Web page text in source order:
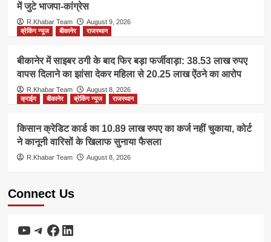
में जुटे भाजपा-कांग्रेस
R.Khabar Team
August 9, 2026
ब्रेकिंग न्यूज
बीकानेर राजस्थान
बीकानेर में साइबर ठगी के बाद फिर बड़ा फर्जीवाड़ा: 38.53 लाख रुपए
वापस दिलाने का झांसा देकर महिला से 20.25 लाख ऐंठने का आरोप
R.Khabar Team
August 8, 2026
क्राईम
बीकानेर ब्रेकिंग न्यूज राजस्थान
किसान क्रेडिट कार्ड का 10.89 लाख रुपए का कर्ज नहीं चुकाया, कोर्ट
ने कानूनी वारिसों के खिलाफ सुनाया फैसला
R.Khabar Team August 8, 2026
Connect Us
YouTube
Telegram
Facebook
LinkedIn